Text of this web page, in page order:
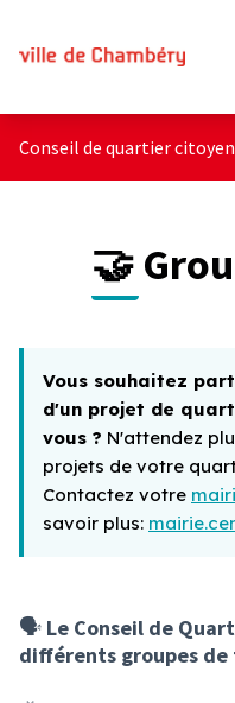
Conseil de quartier
🤝
Vous souhaitez
d'un projet de
vous ? N'attendez
projets de votre
Contactez votre
savoir plus:
🗣️ Le Conseil de
différents groupes de